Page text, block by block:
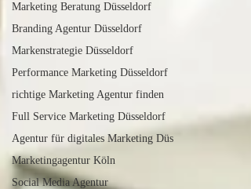
Marketing Beratung Düsseldorf
Branding Agentur Düsseldorf
Markenstrategie Düsseldorf
Performance Marketing Düsseldorf
richtige Marketing Agentur finden
Full Service Marketing Düsseldorf
Agentur für digitales Marketing Düs
Marketingagentur Köln
Social Media Agentur